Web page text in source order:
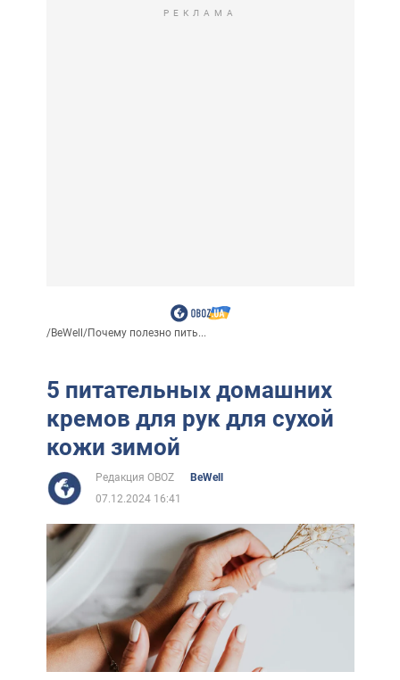
РЕКЛАМА
/BeWell/Почему полезно пить...
5 питательных домашних
кремов для рук для сухой
кожи зимой
Редакция OBOZ
BeWell
07.12.2024 16:41